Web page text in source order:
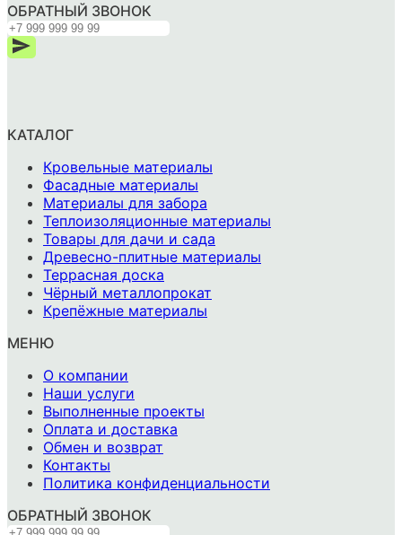
ОБРАТНЫЙ ЗВОНОК
КАТАЛОГ
Кровельные материалы
Фасадные материалы
Материалы для забора
Теплоизоляционные материалы
Товары для дачи и сада
Древесно-плитные материалы
Террасная доска
Чёрный металлопрокат
Крепёжные материалы
МЕНЮ
О компании
Наши услуги
Выполненные проекты
Оплата и доставка
Обмен и возврат
Контакты
Политика конфиденциальности
ОБРАТНЫЙ ЗВОНОК